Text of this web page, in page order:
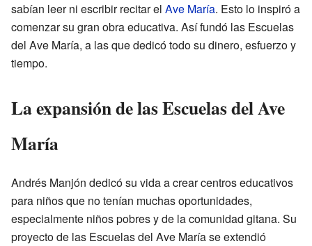
sabían leer ni escribir recitar el Ave María. Esto lo inspiró a
comenzar su gran obra educativa. Así fundó las Escuelas
del Ave María, a las que dedicó todo su dinero, esfuerzo y
tiempo.
La expansión de las Escuelas del Ave
María
Andrés Manjón dedicó su vida a crear centros educativos
para niños que no tenían muchas oportunidades,
especialmente niños pobres y de la comunidad gitana. Su
proyecto de las Escuelas del Ave María se extendió